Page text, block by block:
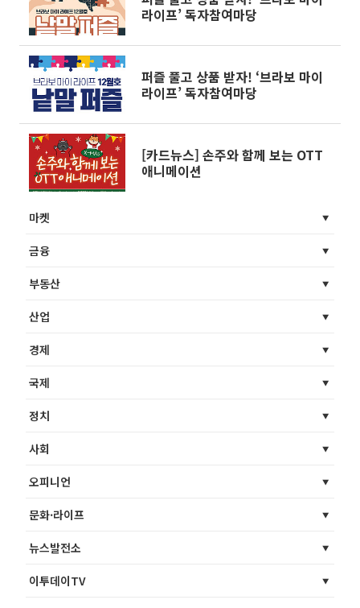
라이프’ 독자참여마당
퍼즐 풀고 상품 받자! ‘브라보 마이
라이프’ 독자참여마당
[카드뉴스] 손주와 함께 보는 OTT
애니메이션
마켓
금융
부동산
산업
경제
국제
정치
사회
오피니언
문화·라이프
뉴스발전소
이투데이TV